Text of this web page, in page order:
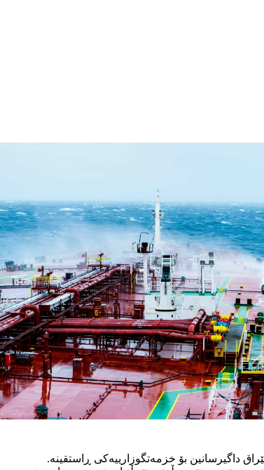
داگیرسانین بۆ خزمەتگوزارییەکی ڕاستقینە.